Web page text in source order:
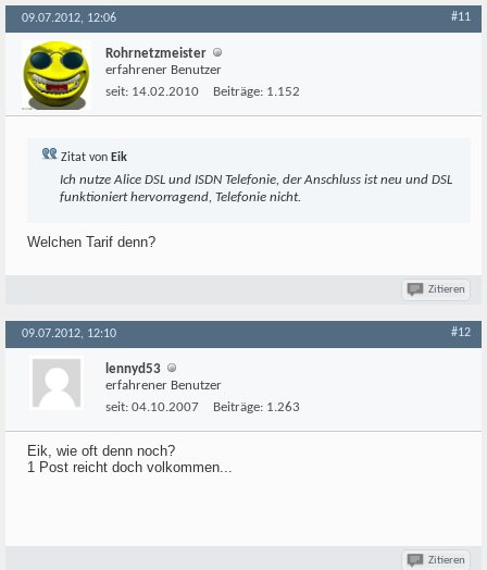
09.07.2012, 12:06 #11
Rohrnetzmeister
erfahrener Benutzer
seit: 14.02.2010 Beiträge: 1.152
Zitat von Eik
Ich nutze Alice DSL und ISDN Telefonie, der Anschluss ist neu und DSL
funktioniert hervorragend, Telefonie nicht.
Welchen Tarif denn?
Zitieren
09.07.2012, 12:10 #12
lennyd53
erfahrener Benutzer
seit: 04.10.2007 Beiträge: 1.263
Eik, wie oft denn noch?
1 Post reicht doch volkommen...
Zitieren